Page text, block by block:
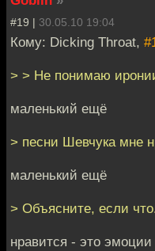
#19 | 30.05.10 19:04
Кому: Dicking Throat,
> > Не понимаю
маленький ещё
> песни Шевчука мне
маленький ещё
> Объясните, если
нравится - это эмоции